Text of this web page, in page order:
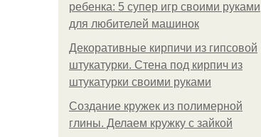
ребенка: 5 супер игр своими руками
для любителей машинок
Декоративные кирпичи из гипсовой
штукатурки. Стена под кирпич из
штукатурки своими руками
Создание кружек из полимерной
глины. Делаем кружку с зайкой